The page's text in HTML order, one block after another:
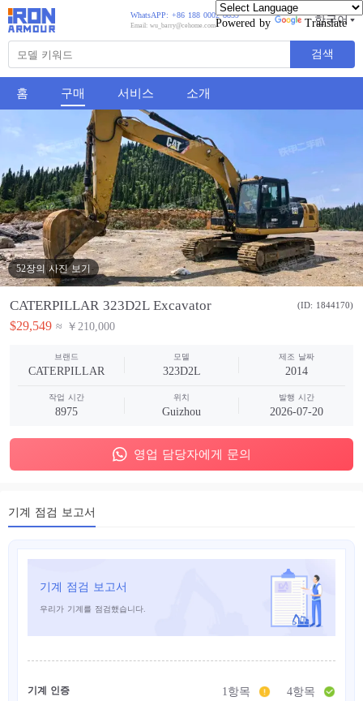
Powered by Translate
검색
WhatsAPP: +86 188 0002 8859
Email: wu_barry@cehome.com 한국어
홈 구매 서비스 소개
52장의 사진 보기
CATERPILLAR 323D2L Excavator (ID: 1844170)
$29,549 ≈ ￥210,000
브랜드
CATERPILLAR
모델
323D2L
제조 날짜
2014
작업 시간
8975
위치
Guizhou
발행 시간
2026-07-20
영업 담당자에게 문의
기계 점검 보고서
기계 점검 보고서
우리가 기계를 점검했습니다.
기계 인증 4항목
1항목